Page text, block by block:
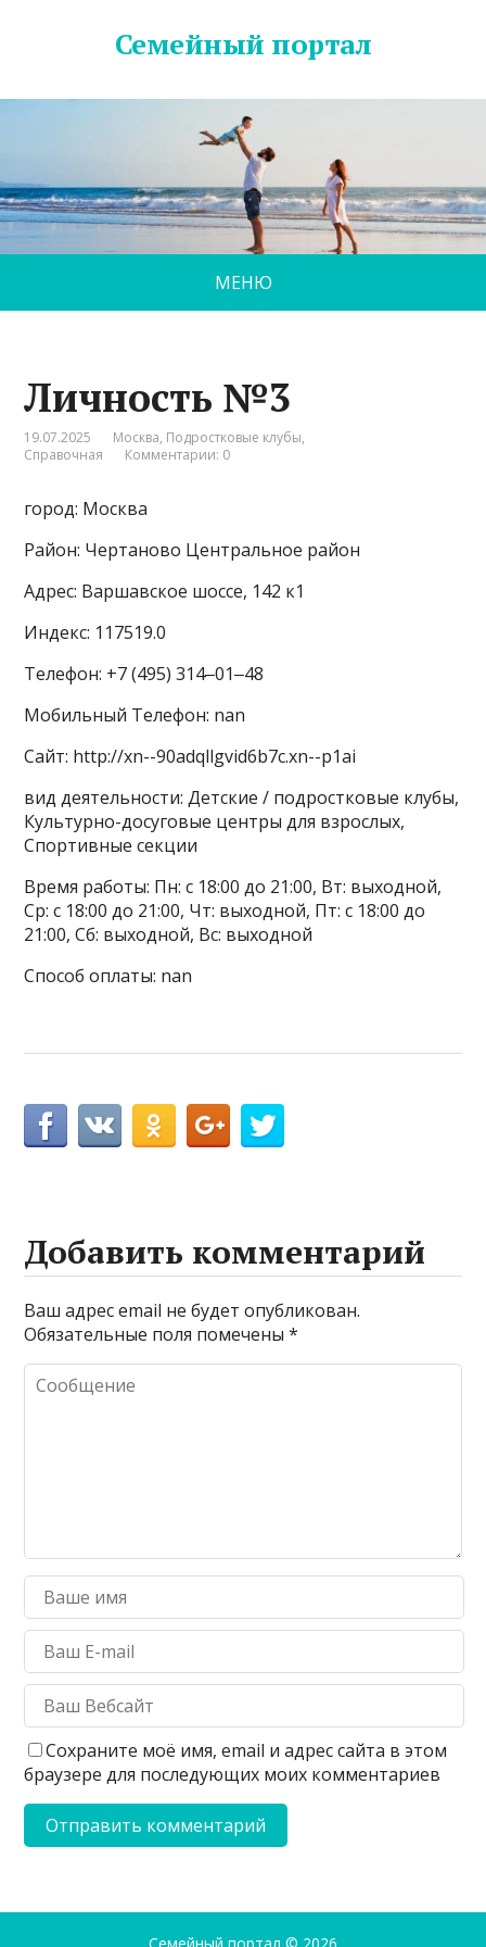
Семейный портал
МЕНЮ
Личность №3
19.07.2025 Москва, Подростковые клубы,
Справочная
Комментарии: 0
город: Москва
Район: Чертаново Центральное район
Адрес: Варшавское шоссе, 142 к1
Индекс: 117519.0
Телефон: +7 (495) 314‒01‒48
Мобильный Телефон: nan
Сайт: http://xn--90adqllgvid6b7c.xn--p1ai
вид деятельности: Детские / подростковые клубы,
Культурно-досуговые центры для взрослых,
Спортивные секции
Время работы: Пн: с 18:00 до 21:00, Вт: выходной,
Ср: с 18:00 до 21:00, Чт: выходной, Пт: с 18:00 до
21:00, Сб: выходной, Вс: выходной
Способ оплаты: nan
Добавить комментарий
Ваш адрес email не будет опубликован.
Обязательные поля помечены*
Сохраните моё имя, email и адрес сайта в этом
браузере для последующих моих комментариев